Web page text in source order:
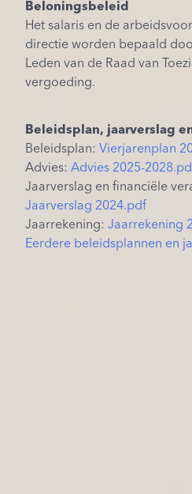
Beloningsbeleid
Het salaris en de
directie worden bepaald
Leden van de Raad van
vergoeding.
Beleidsplan, jaarverslag
Beleidsplan: Vierjarenplan
Advies: Advies 2025-
Jaarverslag en financiële
Jaarverslag 2024.pdf
Jaarrekening: Jaarrekening
Eerdere beleidsplannen en